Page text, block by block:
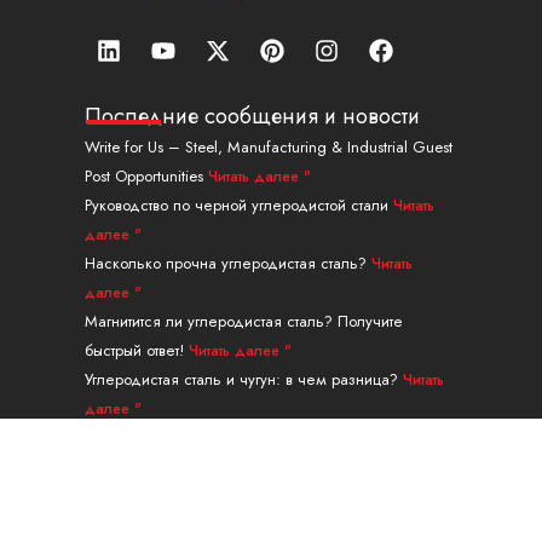
Л
и
к
е
д
и
н
Ю
т
б
X
-
в
и
т
т
е
П
и
т
е
р
е
с
И
н
т
а
г
а
Ф
е
с
б
у
Последние сообщения и новости
Write for Us – Steel, Manufacturing & Industrial Guest
Post Opportunities Читать далее "
Руководство по черной углеродистой стали Читать
далее "
Насколько прочна углеродистая сталь? Читать
далее "
Магнитится ли углеродистая сталь? Получите
быстрый ответ! Читать далее "
Углеродистая сталь и чугун: в чем разница? Читать
далее "